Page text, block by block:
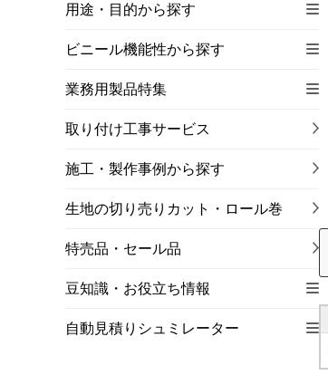
用途・目的から探す
ビニール機能性から探す
業務用製品特集
取り付け工事サービス
施工・製作事例から探す
生地の切り売りカット・ロール巻
特売品・セール品
豆知識・お役立ち情報
自動見積りシュミレーター